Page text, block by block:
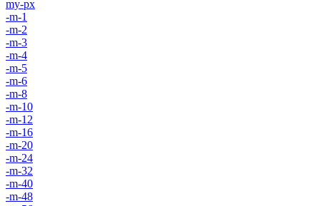
my-px
-m-1
-m-2
-m-3
-m-4
-m-5
-m-6
-m-8
-m-10
-m-12
-m-16
-m-20
-m-24
-m-32
-m-40
-m-48